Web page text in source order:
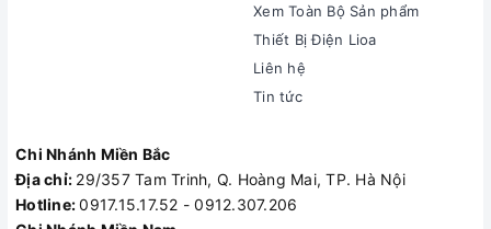
Xem Toàn Bộ Sản phẩm
Thiết Bị Điện Lioa
Liên hệ
Tin tức
Chi Nhánh Miền Bắc
Địa chỉ: 29/357 Tam Trinh, Q. Hoàng Mai, TP. Hà Nội
Hotline:0917.15.17.52 - 0912.307.206